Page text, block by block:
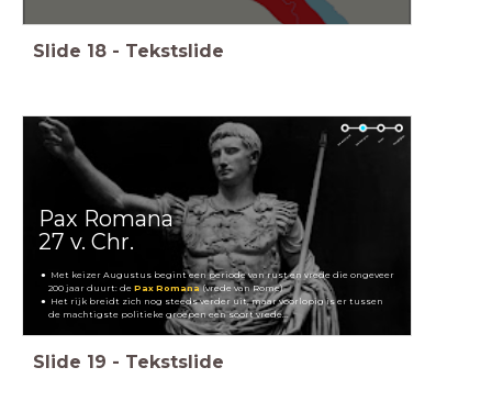
Slide 18 - Tekstslide
Pax Romana
27 v. Chr.
Met keizer Augustus begint een periode van rust en vrede die ongeveer
200 jaar duurt: de Pax Romana(vrede van Rome)
Het rijk breidt zich nog steeds verder uit, maar voorlopig is er tussen
de machtigste politieke groepen een soort vrede...
Slide 19 - Tekstslide